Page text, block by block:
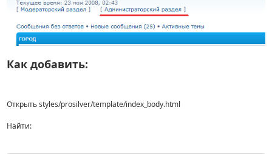
Как добавить:
Открыть styles/prosilver/template/index_body.html
Найти: